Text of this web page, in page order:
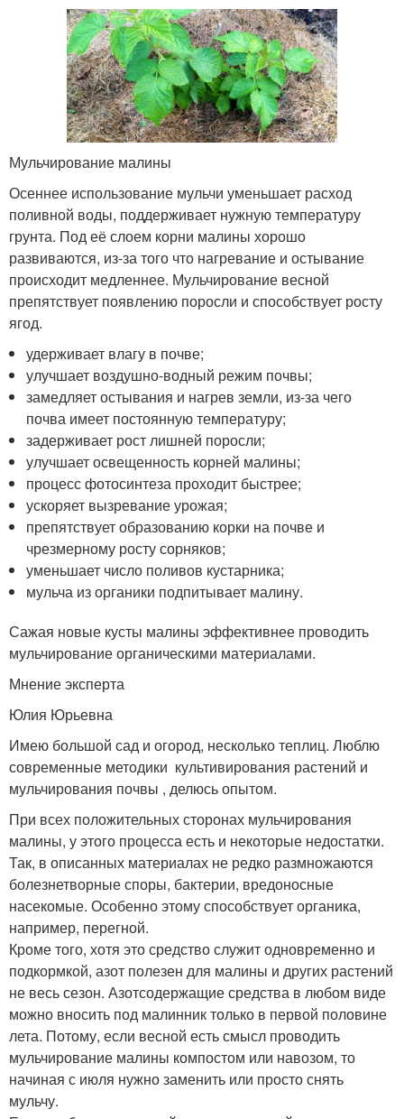
Мульчирование малины
Осеннее использование мульчи уменьшает расход
поливной воды, поддерживает нужную температуру
грунта. Под её слоем корни малины хорошо
развиваются, из-за того что нагревание и остывание
происходит медленнее. Мульчирование весной
препятствует появлению поросли и способствует росту
ягод.
удерживает влагу в почве;
улучшает воздушно-водный режим почвы;
замедляет остывания и нагрев земли, из-за чего
почва имеет постоянную температуру;
задерживает рост лишней поросли;
улучшает освещенность корней малины;
процесс фотосинтеза проходит быстрее;
ускоряет вызревание урожая;
препятствует образованию корки на почве и
чрезмерному росту сорняков;
уменьшает число поливов кустарника;
мульча из органики подпитывает малину.
Сажая новые кусты малины эффективнее проводить
мульчирование органическими материалами.
Мнение эксперта
Юлия Юрьевна
Имею большой сад и огород, несколько теплиц. Люблю
современные методики культивирования растений и
мульчирования почвы , делюсь опытом.
При всех положительных сторонах мульчирования
малины, у этого процесса есть и некоторые недостатки.
Так, в описанных материалах не редко размножаются
болезнетворные споры, бактерии, вредоносные
насекомые. Особенно этому способствует органика,
например, перегной.
Кроме того, хотя это средство служит одновременно и
подкормкой, азот полезен для малины и других растений
не весь сезон. Азотсодержащие средства в любом виде
можно вносить под малинник только в первой половине
лета. Потому, если весной есть смысл проводить
мульчирование малины компостом или навозом, то
начиная с июля нужно заменить или просто снять
мульчу.